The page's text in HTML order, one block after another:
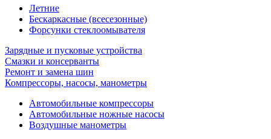
Летние
Бескаркасные (всесезонные)
Форсунки стеклоомывателя
Зарядные и пусковые устройства
Смазки и консерванты
Ремонт и замена шин
Компрессоры, насосы, манометры
Автомобильные компрессоры
Автомобильные ножные насосы
Воздушные манометры